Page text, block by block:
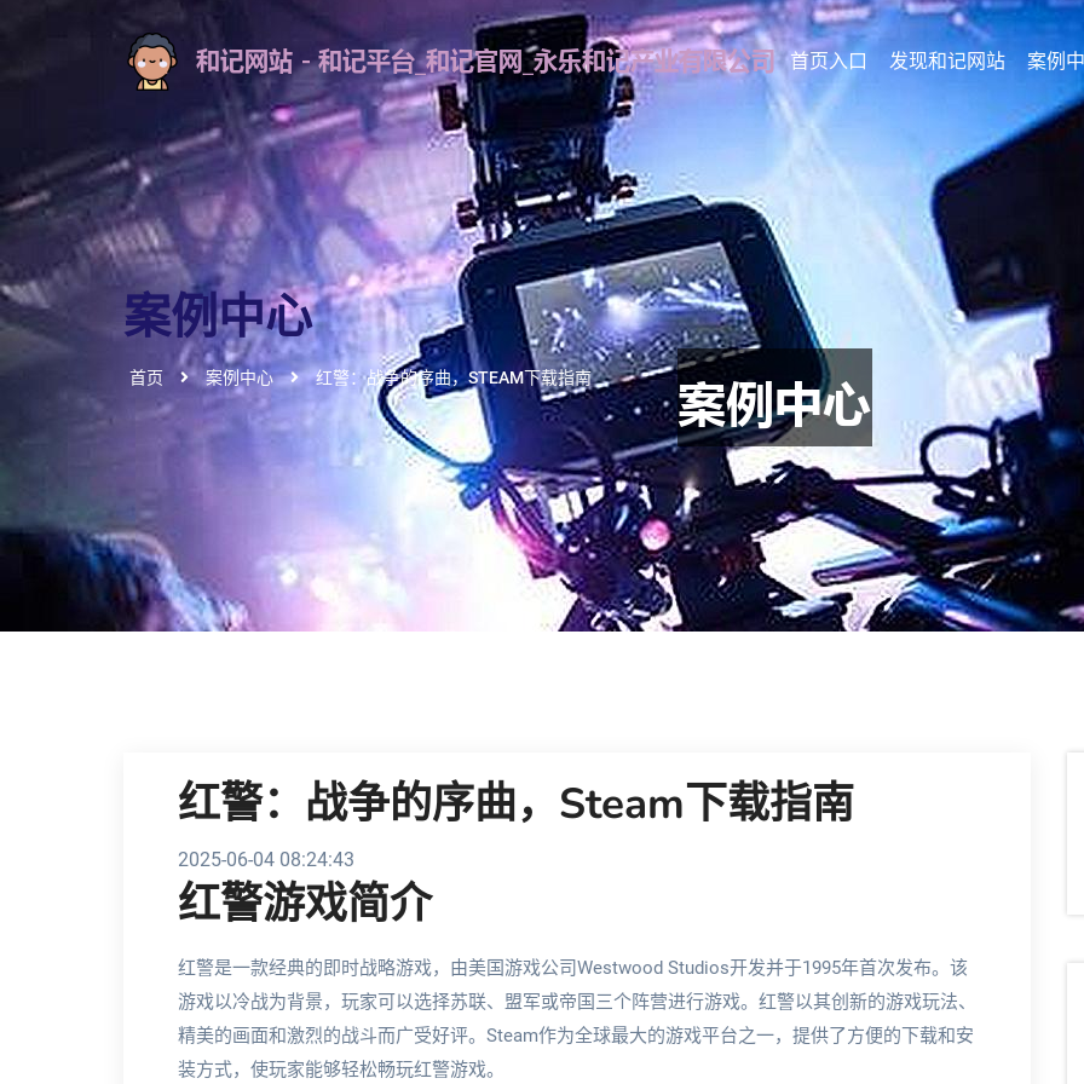
首页入口 发现和记网站 案例
案例中心
首页 案例中心 红警：战争的序曲，STEAM下载指南
红警：战争的序曲，Steam下载指南
2025-06-04 08:24:43
红警游戏简介
红警是一款经典的即时战略游戏，由美国游戏公司Westwood Studios开发并于1995年首次发布。该
游戏以冷战为背景，玩家可以选择苏联、盟军或帝国三个阵营进行游戏。红警以其创新的游戏玩法、
精美的画面和激烈的战斗而广受好评。Steam作为全球最大的游戏平台之一，提供了方便的下载和安
装方式，使玩家能够轻松畅玩红警游戏。